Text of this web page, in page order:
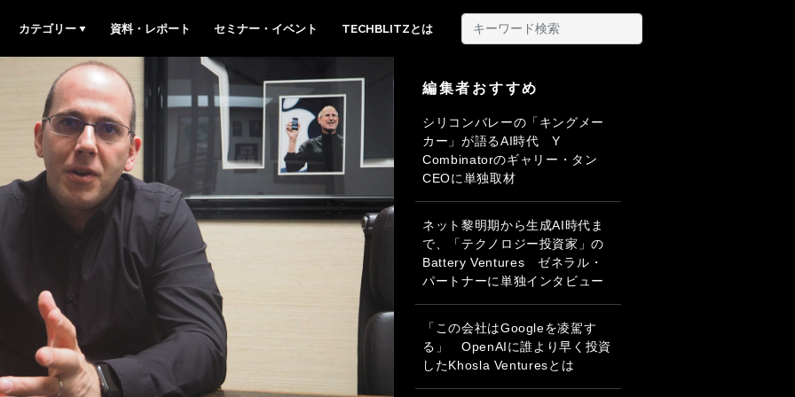
カテゴリー 資料・レポート セミナー・イベント TECHBLITZとは
編集者おすすめ
シリコンバレーの「キングメー
カー」が語るAI時代 Y
Combinatorのギャリー・タン
CEOに単独取材
ネット黎明期から生成AI時代ま
で、「テクノロジー投資家」の
Battery Ventures ゼネラル・
パートナーに単独インタビュー
「この会社はGoogleを凌駕す
る」 OpenAIに誰より早く投資
したKhosla Venturesとは